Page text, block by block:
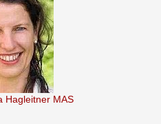
Hagleitner MAS